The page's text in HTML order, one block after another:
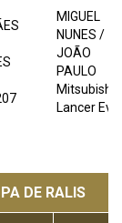
MIGUEL
NUNES /
JOÃO
PAULO
Mitsubishi
Lancer Evo
DE RALIS